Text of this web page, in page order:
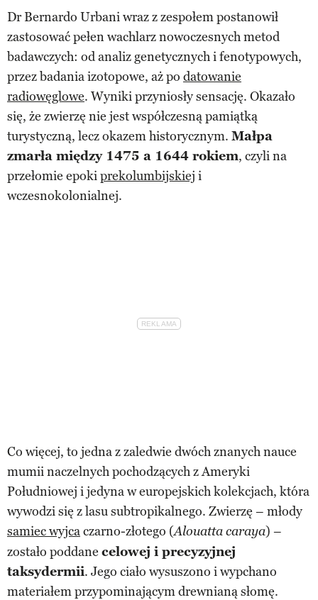
Dr Bernardo Urbani wraz z zespołem postanowił
zastosować pełen wachlarz nowoczesnych metod
badawczych: od analiz genetycznych i fenotypowych,
przez badania izotopowe, aż po datowanie
radiowęglowe. Wyniki przyniosły sensację. Okazało
się, że zwierzę nie jest współczesną pamiątką
turystyczną, lecz okazem historycznym. Małpa
zmarła między 1475 a 1644 rokiem, czyli na
przełomie epokiprekolumbijskiej i
wczesnokolonialnej.
Co więcej, to jedna z zaledwie dwóch znanych nauce
mumii naczelnych pochodzących z Ameryki
Południowej i jedyna w europejskich kolekcjach, która
wywodzi się z lasu subtropikalnego. Zwierzę – młody
samiec wyjcaczarno-złotego (Alouatta caraya) –
zostało poddane celowej i precyzyjnej
taksydermii. Jego ciało wysuszono i wypchano
materiałem przypominającym drewnianą słomę.